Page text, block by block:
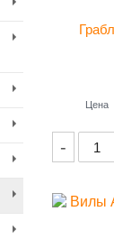
Цена
-